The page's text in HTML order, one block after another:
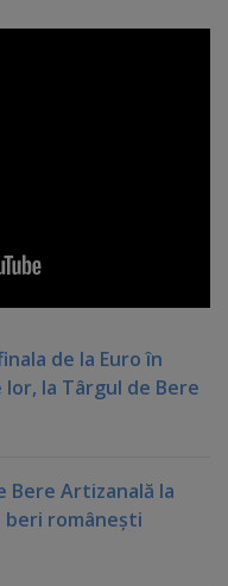
de la Euro în
lor, la Târgul de Bere
Bere Artizanală la
beri româneşti